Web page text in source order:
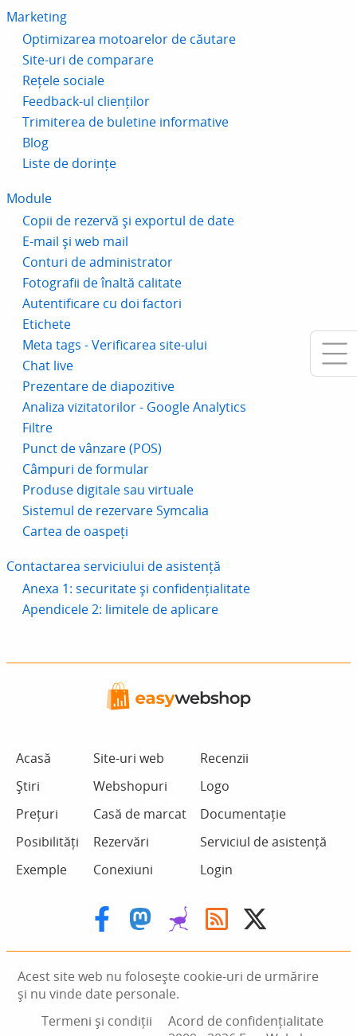
Marketing
Optimizarea motoarelor de căutare
Site-uri de comparare
Rețele sociale
Feedback-ul clienților
Trimiterea de buletine informative
Blog
Liste de dorințe
Module
Copii de rezervă și exportul de date
E-mail și web mail
Conturi de administrator
Fotografii de înaltă calitate
Autentificare cu doi factori
Etichete
Meta tags - Verificarea site-ului
Chat live
Prezentare de diapozitive
Analiza vizitatorilor - Google Analytics
Filtre
Punct de vânzare (POS)
Câmpuri de formular
Produse digitale sau virtuale
Sistemul de rezervare Symcalia
Cartea de oaspeți
Contactarea serviciului de asistență
Anexa 1: securitate și confidențialitate
Apendicele 2: limitele de aplicare
Acasă
Știri
Prețuri
Posibilități
Exemple
Site-uri web
Webshopuri
Casă de marcat
Rezervări
Conexiuni
Recenzii
Logo
Documentație
Serviciul de asistență
Login
Acest site web nu folosește cookie-uri de urmărire
și nu vinde date personale.
Termeni și condiții
Acord de confidențialitate